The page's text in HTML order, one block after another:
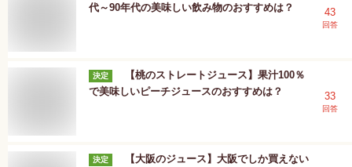
代～90年代の美味しい飲み物のおすすめは？
43
回答
決定
【桃のストレートジュース】果汁100％
で美味しいピーチジュースのおすすめは？
33
回答
決定
【大阪のジュース】大阪でしか買えない